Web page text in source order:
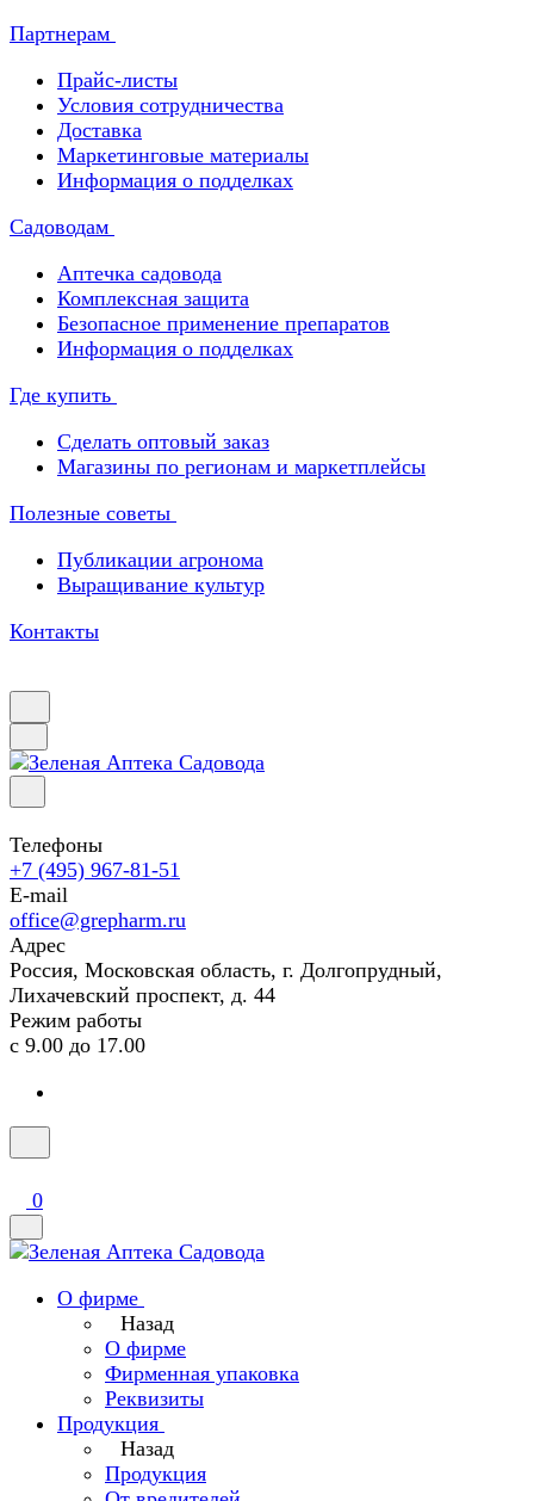
Партнерам
Прайс-листы
Условия сотрудничества
Доставка
Маркетинговые материалы
Информация о подделках
Садоводам
Аптечка садовода
Комплексная защита
Безопасное применение препаратов
Информация о подделках
Где купить
Сделать оптовый заказ
Магазины по регионам и маркетплейсы
Полезные советы
Публикации агронома
Выращивание культур
Контакты
Телефоны
+7 (495) 967-81-51
E-mail
office@grepharm.ru
Адрес
Россия, Московская область, г. Долгопрудный,
Лихачевский проспект, д. 44
Режим работы
с 9.00 до 17.00
0
О фирме
Назад
О фирме
Фирменная упаковка
Реквизиты
Продукция
Назад
Продукция